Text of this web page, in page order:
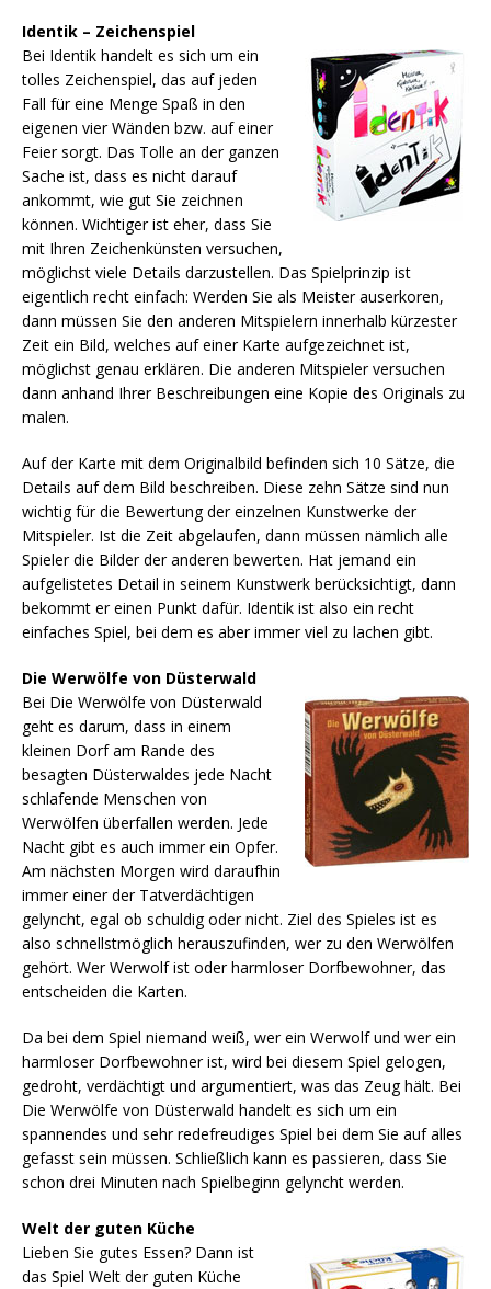
Identik – Zeichenspiel
Bei Identik handelt es sich um ein
tolles Zeichenspiel, das auf jeden
Fall für eine Menge Spaß in den
eigenen vier Wänden bzw. auf einer
Feier sorgt. Das Tolle an der ganzen
Sache ist, dass es nicht darauf
ankommt, wie gut Sie zeichnen
können. Wichtiger ist eher, dass Sie
mit Ihren Zeichenkünsten versuchen,
möglichst viele Details darzustellen. Das Spielprinzip ist
eigentlich recht einfach: Werden Sie als Meister auserkoren,
dann müssen Sie den anderen Mitspielern innerhalb kürzester
Zeit ein Bild, welches auf einer Karte aufgezeichnet ist,
möglichst genau erklären. Die anderen Mitspieler versuchen
dann anhand Ihrer Beschreibungen eine Kopie des Originals zu
malen.
Auf der Karte mit dem Originalbild befinden sich 10 Sätze, die
Details auf dem Bild beschreiben. Diese zehn Sätze sind nun
wichtig für die Bewertung der einzelnen Kunstwerke der
Mitspieler. Ist die Zeit abgelaufen, dann müssen nämlich alle
Spieler die Bilder der anderen bewerten. Hat jemand ein
aufgelistetes Detail in seinem Kunstwerk berücksichtigt, dann
bekommt er einen Punkt dafür. Identik ist also ein recht
einfaches Spiel, bei dem es aber immer viel zu lachen gibt.
Die Werwölfe von Düsterwald
Bei Die Werwölfe von Düsterwald
geht es darum, dass in einem
kleinen Dorf am Rande des
besagten Düsterwaldes jede Nacht
schlafende Menschen von
Werwölfen überfallen werden. Jede
Nacht gibt es auch immer ein Opfer.
Am nächsten Morgen wird daraufhin
immer einer der Tatverdächtigen
gelyncht, egal ob schuldig oder nicht. Ziel des Spieles ist es
also schnellstmöglich herauszufinden, wer zu den Werwölfen
gehört. Wer Werwolf ist oder harmloser Dorfbewohner, das
entscheiden die Karten.
Da bei dem Spiel niemand weiß, wer ein Werwolf und wer ein
harmloser Dorfbewohner ist, wird bei diesem Spiel gelogen,
gedroht, verdächtigt und argumentiert, was das Zeug hält. Bei
Die Werwölfe von Düsterwald handelt es sich um ein
spannendes und sehr redefreudiges Spiel bei dem Sie auf alles
gefasst sein müssen. Schließlich kann es passieren, dass Sie
schon drei Minuten nach Spielbeginn gelyncht werden.
Welt der guten Küche
Lieben Sie gutes Essen? Dann ist
das Spiel Welt der guten Küche